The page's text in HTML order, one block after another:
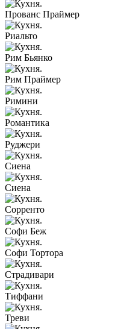
Прованс Праймер
Риальто
Рим Бьянко
Рим Праймер
Римини
Романтика
Руджери
Сиена
Сиена
Сорренто
Софи Беж
Софи Тортора
Страдивари
Тиффани
Треви